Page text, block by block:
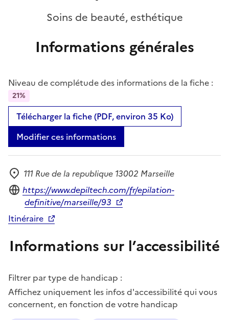
Soins de beauté, esthétique
Informations générales
Niveau de complétude des informations de la fiche :
21%
Télécharger la fiche (PDF, environ 35 Ko)
Modifier ces informations
Adresse
111 Rue de la republique 13002 Marseille
Site internet
https://www.depiltech.com/fr/epilation-
definitive/marseille/93
Itinéraire
Informations sur l’accessibilité
Filtrer par type de handicap :
Affichez uniquement les infos d'accessibilité qui vous
concernent, en fonction de votre handicap